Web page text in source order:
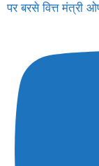
पर बरसे वित्त मंत्री